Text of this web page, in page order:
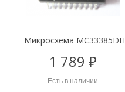
Микросхема MC33385DH
1 789 ₽
Есть в наличии